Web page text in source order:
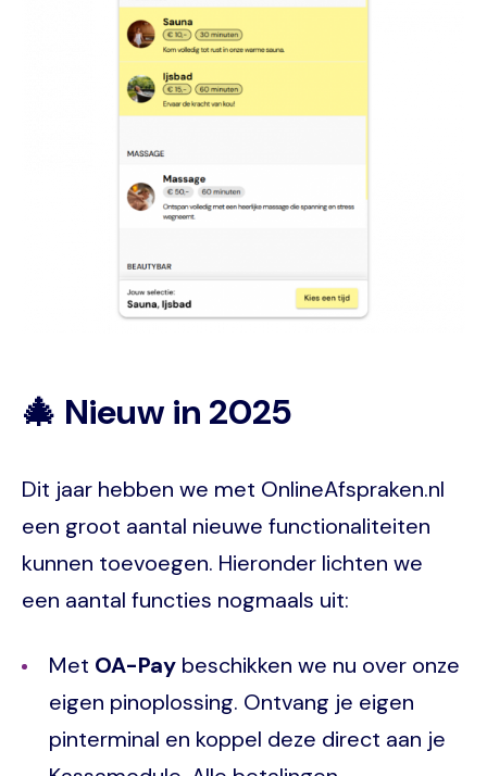
🎄 Nieuw in 2025
Dit jaar hebben we met OnlineAfspraken.nl
een groot aantal nieuwe functionaliteiten
kunnen toevoegen. Hieronder lichten we
een aantal functies nogmaals uit:
Met OA-Pay beschikken we nu over onze
eigen pinoplossing. Ontvang je eigen
pinterminal en koppel deze direct aan je